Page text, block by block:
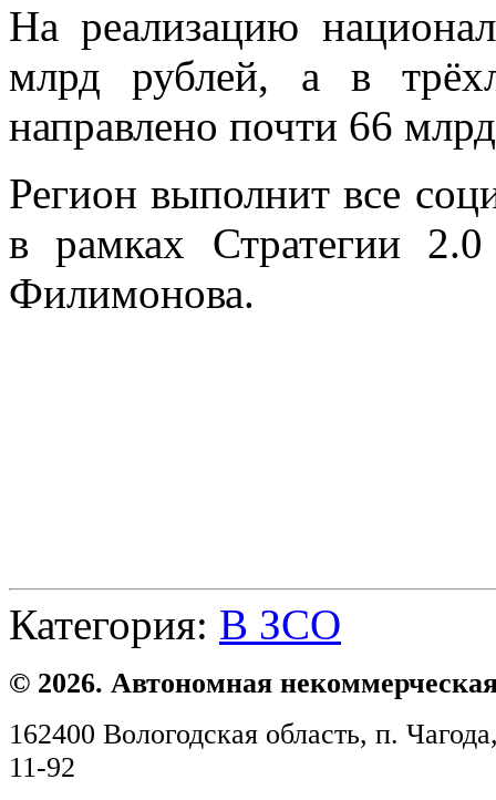
На реализацию
млрд рублей, а в
направлено почти 66
Регион выполнит все
в рамках Стратегии 2.0
Филимонова.
Категория: В ЗСО
© 2026. Автономная
162400 Вологодская область, п.
11-92